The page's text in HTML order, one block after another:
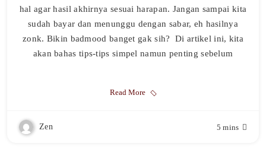
hal agar hasil akhirnya sesuai harapan. Jangan sampai kita
sudah bayar dan menunggu dengan sabar, eh hasilnya
zonk. Bikin badmood banget gak sih? Di artikel ini, kita
akan bahas tips-tips simpel namun penting sebelum
Read More
Zen 5 mins